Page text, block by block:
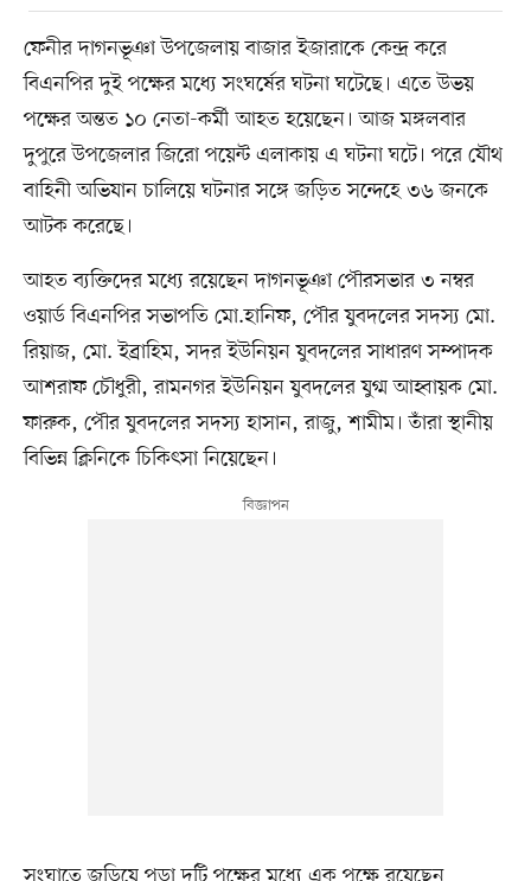
ফেনীর দাগনভূঞা উপজেলায় বাজার ইজারাকে কেন্দ্র করে
বিএনপির দুই পক্ষের মধ্যে সংঘর্ষের ঘটনা ঘটেছে। এতে উভয়
পক্ষের অন্তত ১০ নেতা-কর্মী আহত হয়েছেন। আজ মঙ্গলবার
দুপুরে উপজেলার জিরো পয়েন্ট এলাকায় এ ঘটনা ঘটে। পরে যৌথ
বাহিনী অভিযান চালিয়ে ঘটনার সঙ্গে জড়িত সন্দেহে ৩৬ জনকে
আটক করেছে।
আহত ব্যক্তিদের মধ্যে রয়েছেন দাগনভূঞা পৌরসভার ৩ নম্বর
ওয়ার্ড বিএনপির সভাপতি মো.হানিফ, পৌর যুবদলের সদস্য মো.
রিয়াজ, মো. ইব্রাহিম, সদর ইউনিয়ন যুবদলের সাধারণ সম্পাদক
আশরাফ চৌধুরী, রামনগর ইউনিয়ন যুবদলের যুগ্ম আহ্বায়ক মো.
ফারুক, পৌর যুবদলের সদস্য হাসান, রাজু, শামীম। তাঁরা স্থানীয়
বিভিন্ন ক্লিনিকে চিকিৎসা নিয়েছেন।